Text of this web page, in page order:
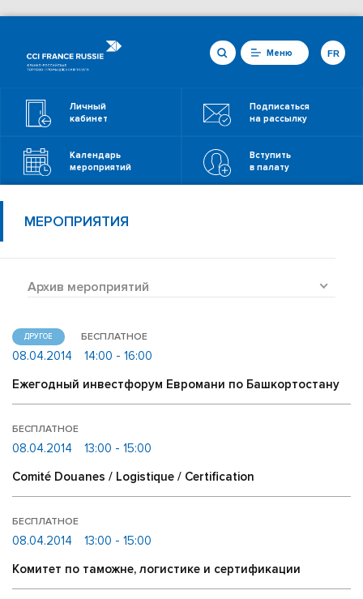
Меню
Личный
кабинет
Подписаться
на рассылку
Календарь
мероприятий
Вступить
в палату
FR
МЕРОПРИЯТИЯ
Архив мероприятий
ДРУГОЕ БЕСПЛАТНОЕ
08.04.2014
14:00 - 16:00
Ежегодный инвестфорум Евромани по Башкортостану
БЕСПЛАТНОЕ
08.04.2014
13:00 - 15:00
Comité Douanes / Logistique / Certification
БЕСПЛАТНОЕ
08.04.2014
13:00 - 15:00
Комитет по таможне, логистике и сертификации